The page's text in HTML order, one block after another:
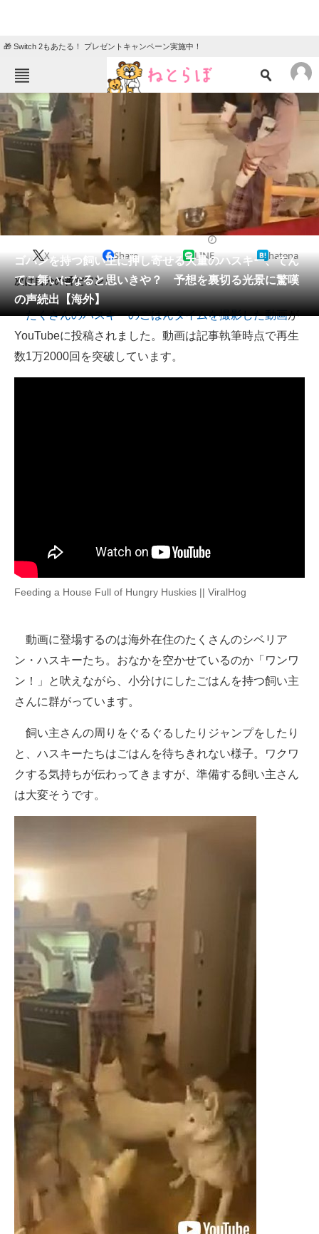
🎁 Switch 2もあたる！ プレゼントキャンペーン実施中！
ねとらぼメニュー
TOP
エンタメ
グルメ
住まい 教育・育児
リサーチ
会員記事
メディア
注目記事を集めた総合ページ
ITの今と未来を見通す
スマホと通信の最新トレンド
経営リーダーのコミュニティ
マーケ×ITの今がよく分かる
企業向けIT製品の総合サイト
IT製品の技術・比較・事例
モノづくり技術者専門サイト
エレクトロニクス専門サイト
建設×テクノロジーの最前線
ちょっと気になるネットの話題
ゴハンを持つ飼い主に押し寄せる大量のハスキー、てん
てこ舞いになると思いきや？ 予想を裏切る光景に驚嘆
の声続出【海外】
X Share LINE hatena
次は自分の番だワン♪
たくさんのハスキーのごはんタイムを撮影した動画が
YouTubeに投稿されました。動画は記事執筆時点で再生
数1万2000回を突破しています。
Feeding a House Full of Hungry Huskies || ViralHog
動画に登場するのは海外在住のたくさんのシベリア
ン・ハスキーたち。おなかを空かせているのか「ワンワ
ン！」と吠えながら、小分けにしたごはんを持つ飼い主
さんに群がっています。
飼い主さんの周りをぐるぐるしたりジャンプをしたり
と、ハスキーたちはごはんを待ちきれない様子。ワクワ
クする気持ちが伝わってきますが、準備する飼い主さん
は大変そうです。